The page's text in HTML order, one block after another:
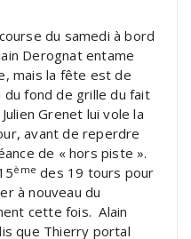
du samedi à bord
Derognat entame
mais la fête est de
fond de grille du fait
Grenet lui vole la
avant de reperdre
de « hors piste ».
ème des 19 tours pour
à nouveau du
cette fois. Alain
que Thierry portal